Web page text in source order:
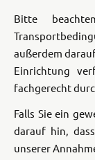
Bitte
außerdem
Einrichtung
fachgerecht
Falls Sie ein
darauf hin,
unserer